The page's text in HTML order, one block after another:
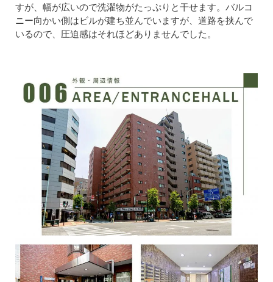
すが、幅が広いので洗濯物がたっぷりと干せます。バルコ
ニー向かい側はビルが建ち並んでいますが、道路を挟んで
いるので、圧迫感はそれほどありませんでした。